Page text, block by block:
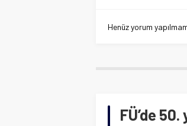
Henüz yorum
FÜ’de